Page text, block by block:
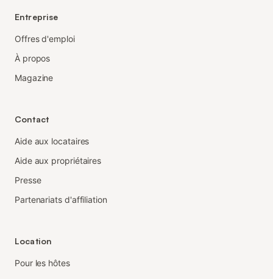
Entreprise
Offres d'emploi
À propos
Magazine
Contact
Aide aux locataires
Aide aux propriétaires
Presse
Partenariats d'affiliation
Location
Pour les hôtes